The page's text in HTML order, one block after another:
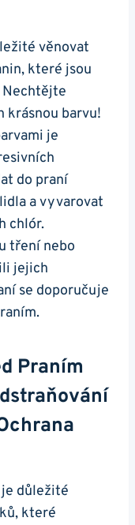
věnovat
které jsou
Nechtějte
krásnou barvu!
je
do praní
a vyvarovat
chlór.
tření nebo
jejich
se doporučuje
Praním
důležité
které